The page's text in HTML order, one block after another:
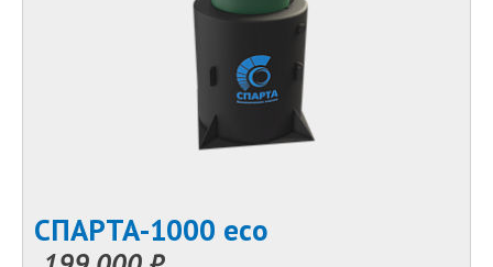
СПАРТА-1000 eco